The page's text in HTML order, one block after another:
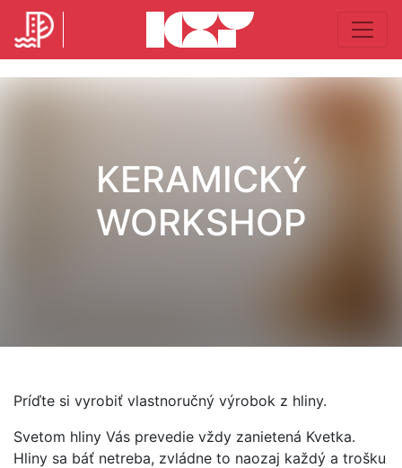
KERAMICKÝ
WORKSHOP
Príďte si vyrobiť vlastnoručný výrobok z hliny.
Svetom hliny Vás prevedie vždy zanietená Kvetka.
Hliny sa báť netreba, zvládne to naozaj každý a trošku